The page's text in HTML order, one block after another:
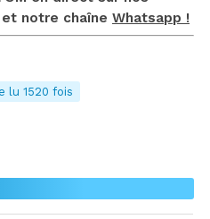
et notre chaîne Whatsapp !
lu 1520 fois